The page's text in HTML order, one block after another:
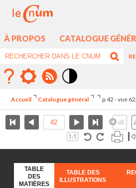
À PROPOS CATALOGUE
élévé
Accueil Catalogue général p.42 - vue
TABLE
DES
MATIÈRES
TABLE DES
ILLUSTRATIONS